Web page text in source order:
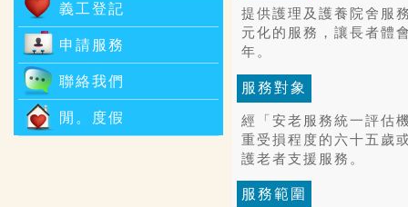
義工登記
申請服務
聯絡我們
閒。度假
提供護理及護養院舍服
元化的服務，讓長者體
年。
服務對象
經「安老服務統一評估
重受損程度的六十五歲
護老者支援服務。
服務範圍